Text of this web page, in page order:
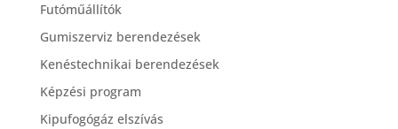
Futóműállítók
Gumiszerviz berendezések
Kenéstechnikai berendezések
Képzési program
Kipufogógáz elszívás